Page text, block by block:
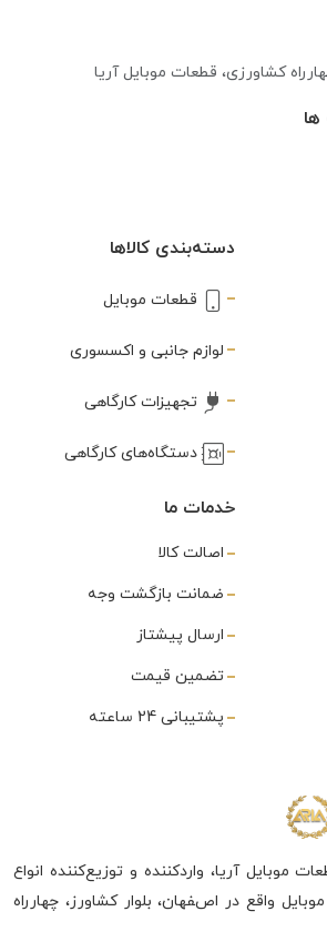
کشاورزی، قطعات موبایل آریا
ها
دسته‌بندی کالاها
قطعات موبایل
لوازم جانبی و اکسسوری
تجهیزات کارگاهی
دستگاه‌های کارگاهی
خدمات ما
اصالت کالا
ضمانت بازگشت وجه
ارسال پیشتاز
تضمین قیمت
پشتیبانی 24 ساعته
آریا، واردکننده و توزیع‌کننده انواع
واقع در اصفهان، بلوار کشاورز، چهارراه